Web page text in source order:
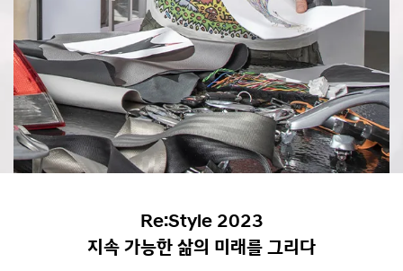
Re:Style 2023
지속 가능한 삶의 미래를 그리다